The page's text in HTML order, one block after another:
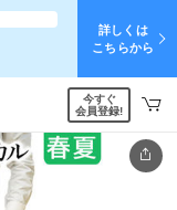
詳しくは
こちらから
今すぐ
会員登録!